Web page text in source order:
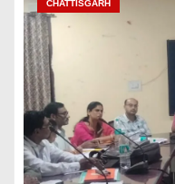
CHATTISGARH